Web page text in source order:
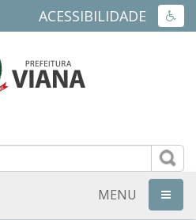
ACESSIBILIDADE
MENU